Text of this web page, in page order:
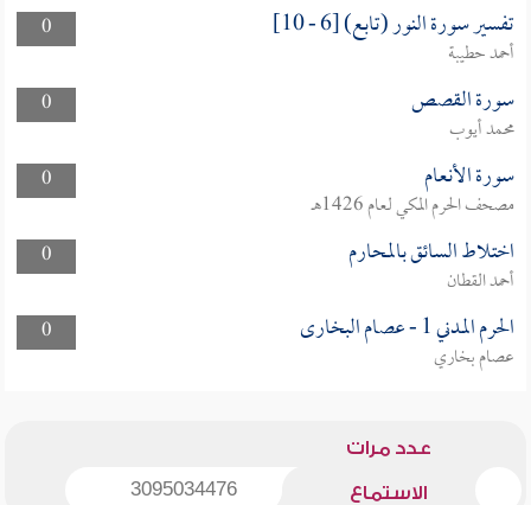
0
تفسير سورة النور (تابع) [6 - 10]
أحمد حطيبة
0
سورة القصص
محمد أيوب
0
سورة الأنعام
مصحف الحرم المكي لعام 1426هـ
0
اختلاط السائق بالمحارم
أحمد القطان
0
الحرم المدني 1 - عصام البخارى
عصام بخاري
عدد مرات
الاستماع 3095034476